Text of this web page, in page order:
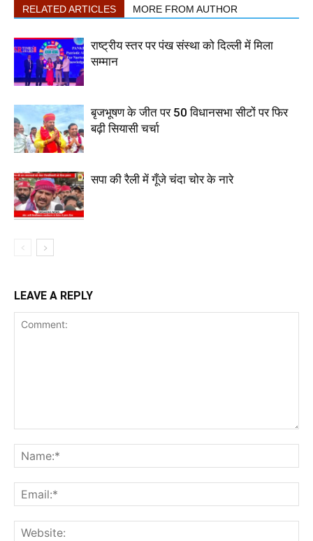
RELATED ARTICLES MORE FROM AUTHOR
राष्ट्रीय स्तर पर पंख संस्था को दिल्ली में मिला
सम्मान
बृजभूषण के जीत पर 50 विधानसभा सीटों पर फिर
बढ़ी सियासी चर्चा
सपा की रैली में गूँजे चंदा चोर के नारे
LEAVE A REPLY